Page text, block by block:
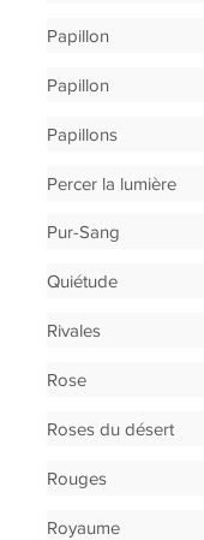
Papillon
Papillon
Papillons
Percer la lumière
Pur-Sang
Quiétude
Rivales
Rose
Roses du désert
Rouges
Royaume